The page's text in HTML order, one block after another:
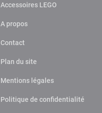
Accessoires LEGO
A propos
Contact
Plan du site
Mentions légales
Politique de confidentialité